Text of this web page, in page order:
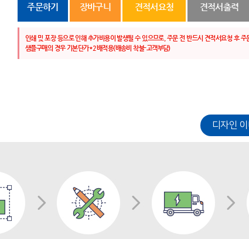
주문하기 장바구니 견적서요청 견적서출력
인쇄 및 포장 등으로 인해 추가비용이 발생될 수 있으므로, 주문 전 반드시 견적서요청 후 주
샘플구매의 경우 기본단가*2배적용(배송비 착불-고객부담)
디자인